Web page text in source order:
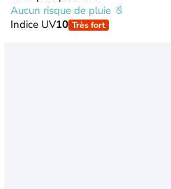
Aucun risque de pluie
Indice UV10 Très fort